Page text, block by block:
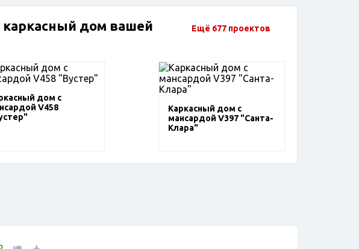
каркасный дом вашей
Ещё 677 проектов
дом с
V458
Каркасный дом с
мансардой V397 "Санта-
Клара"